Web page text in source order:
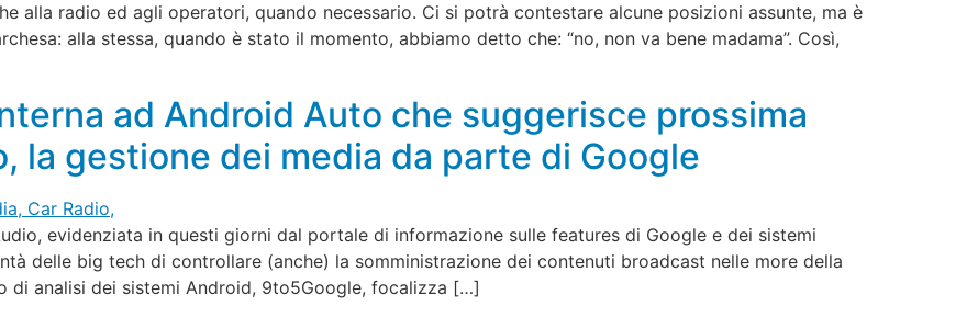
alla radio ed agli operatori, quando necessario. Ci si potrà contestare alcune posizioni assunte, ma è
alla stessa, quando è stato il momento, abbiamo detto che: “no, non va bene madama”. Così,
ad Android Auto che suggerisce prossima
la gestione dei media da parte di Google
evidenziata in questi giorni dal portale di informazione sulle features di Google e dei sistemi
delle big tech di controllare (anche) la somministrazione dei contenuti broadcast nelle more della
di analisi dei sistemi Android, 9to5Google, focalizza […]